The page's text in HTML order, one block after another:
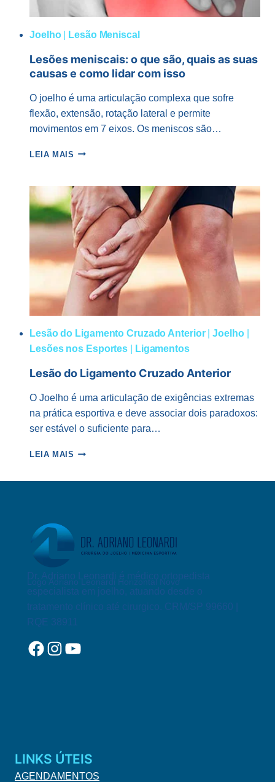
Joelho| Lesão Meniscal
Lesões meniscais: o que são, quais as suas
causas e como lidar com isso
O joelho é uma articulação complexa que sofre
flexão, extensão, rotação lateral e permite
movimentos em 7 eixos. Os meniscos são…
LEIA MAIS LESÕES
QUE
SÃO,
QUAIS
AS
SUAS
CAUSAS
E
COMO
LIDAR
COM
Lesão do Ligamento Cruzado Anterior|Joelho|
Lesões nos Esportes
Ligamentos
Lesão do Ligamento Cruzado Anterior
O Joelho é uma articulação de exigências extremas
na prática esportiva e deve associar dois paradoxos:
ser estável o suficiente para…
LEIA MAIS LESÃO
Logo Adriano Leonardi Horizontal Novo
Dr. Adriano Leonardi é médico ortopedista
especialista em joelho, atuando desde o
tratamento clínico até cirurgico. CRM/SP 99660 |
RQE 38911
Facebook
Instagram
YouTube
LINKS ÚTEIS
AGENDAMENTOS